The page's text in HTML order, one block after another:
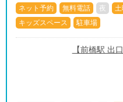
ネット予約 無料電話 夜
キッズスペース
駐車場
【前橋駅 出